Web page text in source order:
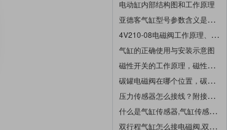
电动缸内部结构图和工作原理
亚德客气缸型号参数含义是什么？
4V210-08电磁阀工作原理、尺寸图、线圈接线、动作示意图全解
气缸的正确使用与安装示意图
磁性开关的工作原理，磁性开关接线图
碳罐电磁阀在哪个位置，碳罐电磁阀自己能换吗
压力传感器怎么接线？附接线实物图
什么是气缸传感器,气缸传感器的工作原理以及接线图
双行程气缸怎么接电磁阀,双行程气缸工作控制原理图